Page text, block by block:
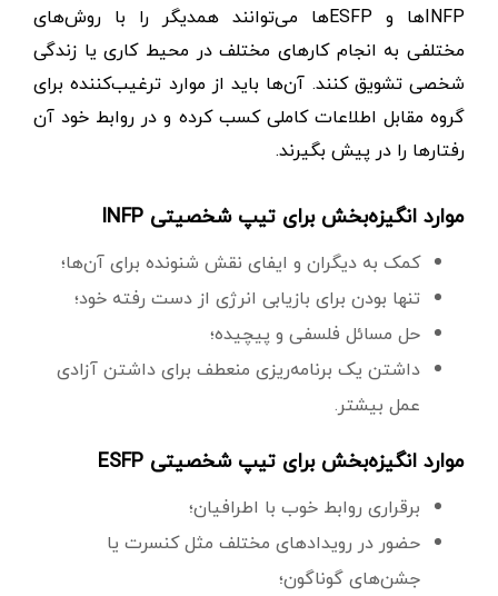
INFPها و ESFPها می‌توانند همدیگر را با روش‌های
مختلفی به انجام کارهای مختلف در محیط کاری یا زندگی
شخصی تشویق کنند. آن‌ها باید از موارد ترغیب‌کننده برای
گروه مقابل اطلاعات کاملی کسب کرده و در روابط خود آن
رفتارها را در پیش بگیرند.
موارد انگیزه‌بخش برای تیپ شخصیتی INFP
کمک به دیگران و ایفای نقش شنونده برای آن‌ها؛
تنها بودن برای بازیابی انرژی از دست رفته خود؛
حل مسائل فلسفی و پیچیده؛
داشتن یک برنامه‌ریزی منعطف برای داشتن آزادی
عمل بیشتر.
موارد انگیزه‌بخش برای تیپ شخصیتی ESFP
برقراری روابط خوب با اطرافیان؛
حضور در رویدادهای مختلف مثل کنسرت یا
جشن‌های گوناگون؛